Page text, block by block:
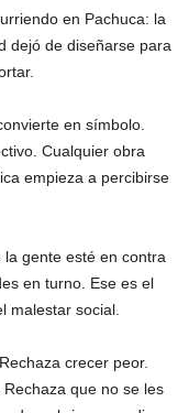
en Pachuca: la
dejó de diseñarse para
en símbolo.
Cualquier obra
empieza a percibirse
gente esté en contra
en turno. Ese es el
malestar social.
crecer peor.
que no se les